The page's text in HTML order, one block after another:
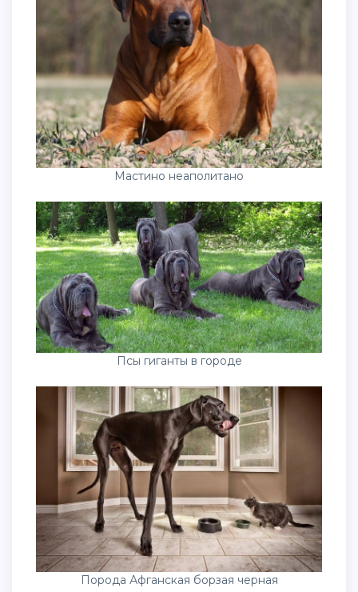
Мастино неаполитано
Псы гиганты в городе
Порода Афганская борзая черная